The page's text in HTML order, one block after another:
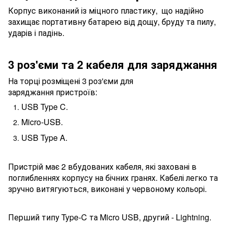
Корпус виконаний із міцного пластику, що надійно
захищає портативну батарею від дощу, бруду та пилу,
ударів і падінь.
3 роз'єми та 2 кабеля для заряджання
На торці розміщені 3 роз'єми для
заряджання пристроїв:
USB Type C.
Micro-USB.
USB Type A.
Пристрій має 2 вбудованих кабеля, які заховані в
поглибленнях корпусу на бічних гранях. Кабелі легко та
зручно витягуються, виконані у червоному кольорі.
Перший типу Type-C та Micro USB, другий - Lightning.